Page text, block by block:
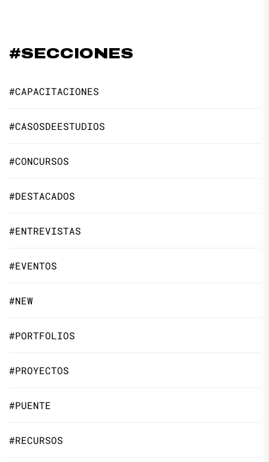
#SECCIONES
#CAPACITACIONES
#CASOSDEESTUDIOS
#CONCURSOS
#DESTACADOS
#ENTREVISTAS
#EVENTOS
#NEW
#PORTFOLIOS
#PROYECTOS
#PUENTE
#RECURSOS